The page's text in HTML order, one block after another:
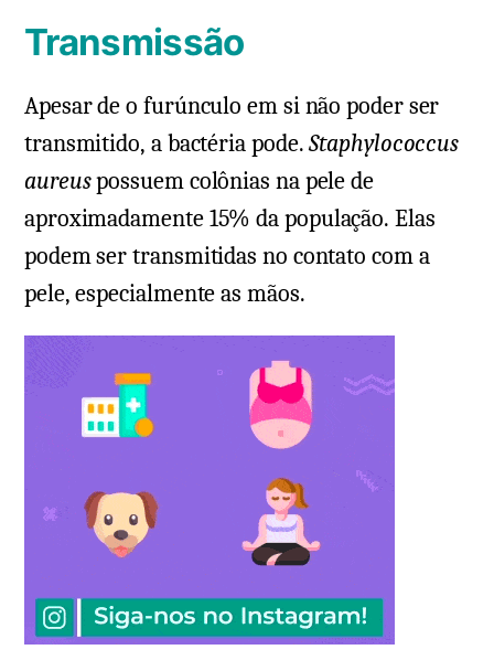
Transmissão
Apesar de o furúnculo em si não poder ser
transmitido, a bactéria pode.Staphylococcus
aureuspossuem colônias na pele de
aproximadamente 15% da população. Elas
podem ser transmitidas no contato com a
pele, especialmente as mãos.